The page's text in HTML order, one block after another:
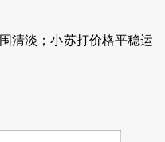
清淡；小苏打价格平稳运